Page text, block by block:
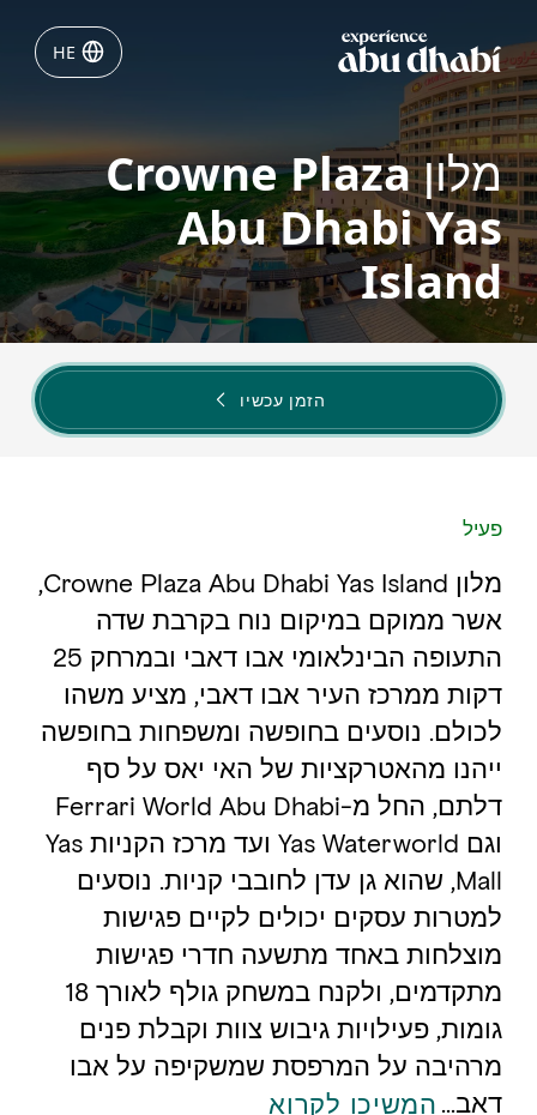
HE
HE
דברים לעשות
לאן מטיילים
תכננו את הנסיעה שלכם לאבו
דאבי
מלון Crowne Plaza
Abu Dhabi Yas
Island
הזמן עכשיו
פעיל
מלון Crowne Plaza Abu Dhabi Yas Island,
אשר ממוקם במיקום נוח בקרבת שדה
התעופה הבינלאומי אבו דאבי ובמרחק 25
דקות ממרכז העיר אבו דאבי, מציע משהו
לכולם. נוסעים בחופשה ומשפחות בחופשה
ייהנו מהאטרקציות של האי יאס על סף
דלתם, החל מ-Ferrari World Abu Dhabi
וגם Yas Waterworld ועד מרכז הקניות Yas
Mall, שהוא גן עדן לחובבי קניות. נוסעים
למטרות עסקים יכולים לקיים פגישות
מוצלחות באחד מתשעה חדרי פגישות
מתקדמים, ולקנח במשחק גולף לאורך 18
גומות, פעילויות גיבוש צוות וקבלת פנים
מרהיבה על המרפסת שמשקיפה על אבו
דאב... המשיכו לקרוא